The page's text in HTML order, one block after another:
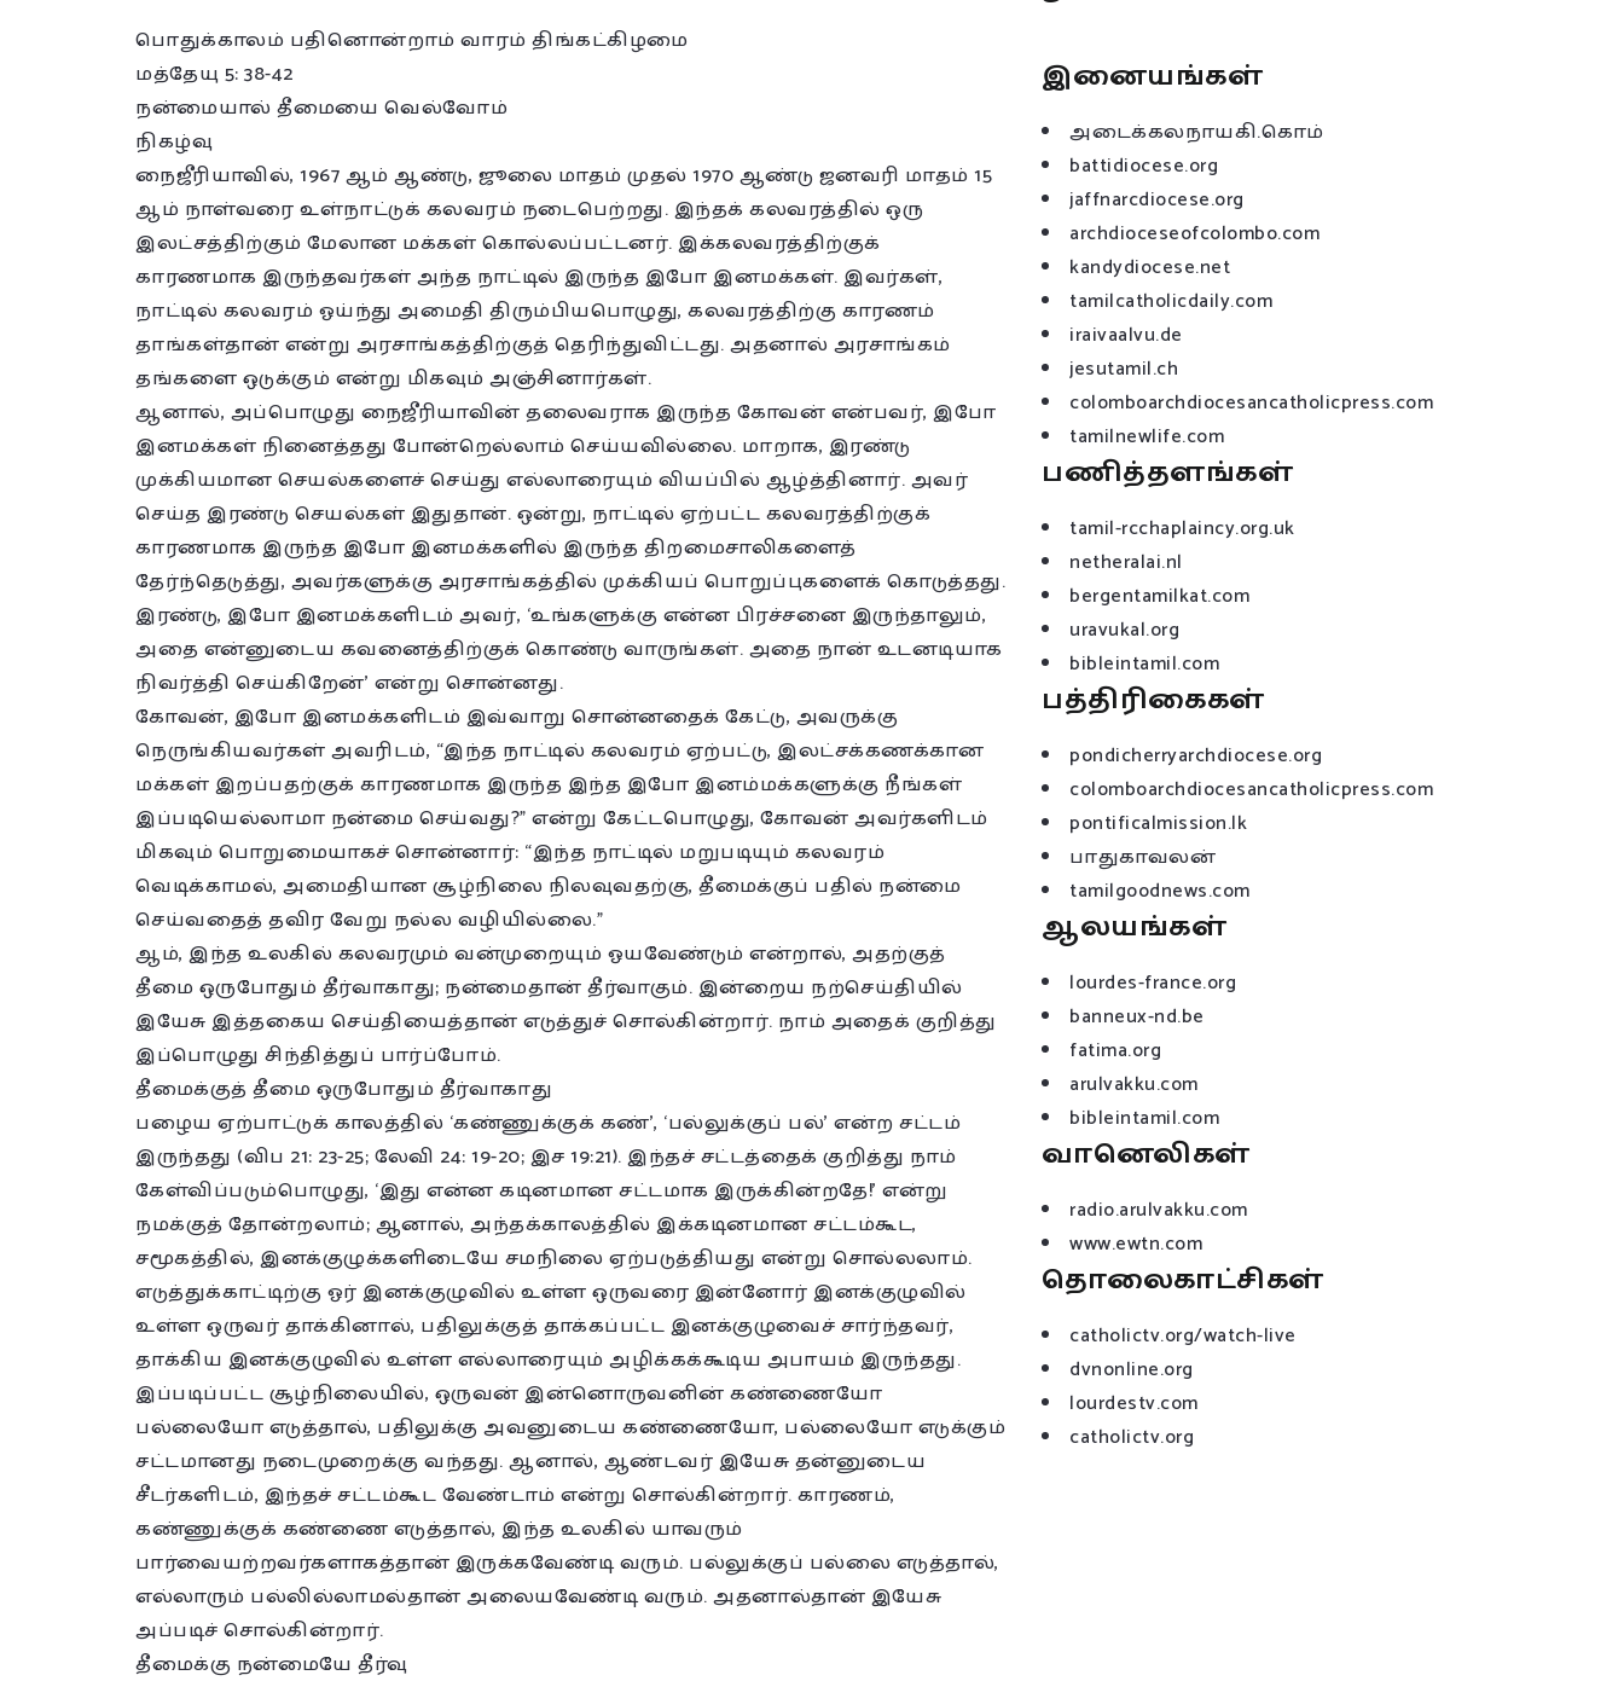
பொதுக்காலம் பதினொன்றாம் வாரம் திங்கட்கிழமை
மத்தேயு 5: 38-42
நன்மையால் தீமையை வெல்வோம்
நிகழ்வு
நைஜீரியாவில், 1967 ஆம் ஆண்டு, ஜூலை மாதம் முதல் 1970 ஆண்டு ஜனவரி மாதம் 15
ஆம் நாள்வரை உள்நாட்டுக் கலவரம் நடைபெற்றது. இந்தக் கலவரத்தில் ஒரு
இலட்சத்திற்கும் மேலான மக்கள் கொல்லப்பட்டனர். இக்கலவரத்திற்குக்
காரணமாக இருந்தவர்கள் அந்த நாட்டில் இருந்த இபோ இனமக்கள். இவர்கள்,
நாட்டில் கலவரம் ஓய்ந்து அமைதி திரும்பியபொழுது, கலவரத்திற்கு காரணம்
தாங்கள்தான் என்று அரசாங்கத்திற்குத் தெரிந்துவிட்டது. அதனால் அரசாங்கம்
தங்களை ஒடுக்கும் என்று மிகவும் அஞ்சினார்கள்.
ஆனால், அப்பொழுது நைஜீரியாவின் தலைவராக இருந்த கோவன் என்பவர், இபோ
இனமக்கள் நினைத்தது போன்றெல்லாம் செய்யவில்லை. மாறாக, இரண்டு
முக்கியமான செயல்களைச் செய்து எல்லாரையும் வியப்பில் ஆழ்த்தினார். அவர்
செய்த இரண்டு செயல்கள் இதுதான். ஒன்று, நாட்டில் ஏற்பட்ட கலவரத்திற்குக்
காரணமாக இருந்த இபோ இனமக்களில் இருந்த திறமைசாலிகளைத்
தேர்ந்தெடுத்து, அவர்களுக்கு அரசாங்கத்தில் முக்கியப் பொறுப்புகளைக் கொடுத்தது.
இரண்டு, இபோ இனமக்களிடம் அவர், ‘உங்களுக்கு என்ன பிரச்சனை இருந்தாலும்,
அதை என்னுடைய கவனைத்திற்குக் கொண்டு வாருங்கள். அதை நான் உடனடியாக
நிவர்த்தி செய்கிறேன்’ என்று சொன்னது.
கோவன், இபோ இனமக்களிடம் இவ்வாறு சொன்னதைக் கேட்டு, அவருக்கு
நெருங்கியவர்கள் அவரிடம், “இந்த நாட்டில் கலவரம் ஏற்பட்டு, இலட்சக்கணக்கான
மக்கள் இறப்பதற்குக் காரணமாக இருந்த இந்த இபோ இனம்மக்களுக்கு நீங்கள்
இப்படியெல்லாமா நன்மை செய்வது?” என்று கேட்டபொழுது, கோவன் அவர்களிடம்
மிகவும் பொறுமையாகச் சொன்னார்: “இந்த நாட்டில் மறுபடியும் கலவரம்
வெடிக்காமல், அமைதியான சூழ்நிலை நிலவுவதற்கு, தீமைக்குப் பதில் நன்மை
செய்வதைத் தவிர வேறு நல்ல வழியில்லை.”
ஆம், இந்த உலகில் கலவரமும் வன்முறையும் ஓயவேண்டும் என்றால், அதற்குத்
தீமை ஒருபோதும் தீர்வாகாது; நன்மைதான் தீர்வாகும். இன்றைய நற்செய்தியில்
இயேசு இத்தகைய செய்தியைத்தான் எடுத்துச் சொல்கின்றார். நாம் அதைக் குறித்து
இப்பொழுது சிந்தித்துப் பார்ப்போம்.
தீமைக்குத் தீமை ஒருபோதும் தீர்வாகாது
பழைய ஏற்பாட்டுக் காலத்தில் ‘கண்ணுக்குக் கண்’, ‘பல்லுக்குப் பல்’ என்ற சட்டம்
இருந்தது (விப 21: 23-25; லேவி 24: 19-20; இச 19:21). இந்தச் சட்டத்தைக் குறித்து நாம்
கேள்விப்படும்பொழுது, ‘இது என்ன கடினமான சட்டமாக இருக்கின்றதே!’ என்று
நமக்குத் தோன்றலாம்; ஆனால், அந்தக்காலத்தில் இக்கடினமான சட்டம்கூட,
சமூகத்தில், இனக்குழுக்களிடையே சமநிலை ஏற்படுத்தியது என்று சொல்லலாம்.
எடுத்துக்காட்டிற்கு ஓர் இனக்குழுவில் உள்ள ஒருவரை இன்னோர் இனக்குழுவில்
உள்ள ஒருவர் தாக்கினால், பதிலுக்குத் தாக்கப்பட்ட இனக்குழுவைச் சார்ந்தவர்,
தாக்கிய இனக்குழுவில் உள்ள எல்லாரையும் அழிக்கக்கூடிய அபாயம் இருந்தது.
இப்படிப்பட்ட சூழ்நிலையில், ஒருவன் இன்னொருவனின் கண்ணையோ
பல்லையோ எடுத்தால், பதிலுக்கு அவனுடைய கண்ணையோ, பல்லையோ எடுக்கும்
சட்டமானது நடைமுறைக்கு வந்தது. ஆனால், ஆண்டவர் இயேசு தன்னுடைய
சீடர்களிடம், இந்தச் சட்டம்கூட வேண்டாம் என்று சொல்கின்றார். காரணம்,
கண்ணுக்குக் கண்ணை எடுத்தால், இந்த உலகில் யாவரும்
பார்வையற்றவர்களாகத்தான் இருக்கவேண்டி வரும். பல்லுக்குப் பல்லை எடுத்தால்,
எல்லாரும் பல்லில்லாமல்தான் அலையவேண்டி வரும். அதனால்தான் இயேசு
அப்படிச் சொல்கின்றார்.
தீமைக்கு நன்மையே தீர்வு
இனையங்கள்
அடைக்கலநாயகி.கொம்
battidiocese.org
jaffnarcdiocese.org
archdioceseofcolombo.com
kandydiocese.net
tamilcatholicdaily.com
iraivaalvu.de
jesutamil.ch
colomboarchdiocesancatholicpress.com
tamilnewlife.com
பணித்தளங்கள்
tamil-rcchaplaincy.org.uk
netheralai.nl
bergentamilkat.com
uravukal.org
bibleintamil.com
பத்திரிகைகள்
pondicherryarchdiocese.org
colomboarchdiocesancatholicpress.com
pontificalmission.lk
பாதுகாவலன்
tamilgoodnews.com
ஆலயங்கள்
lourdes-france.org
banneux-nd.be
fatima.org
arulvakku.com
bibleintamil.com
வானெலிகள்
radio.arulvakku.com
www.ewtn.com
தொலைகாட்சிகள்
catholictv.org/watch-live
dvnonline.org
lourdestv.com
catholictv.org